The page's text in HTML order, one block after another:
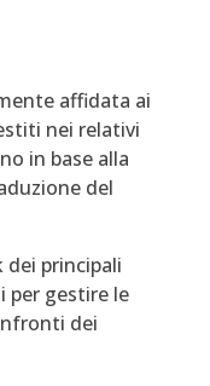
affidata ai
nei relativi
in base alla
del
principali
per gestire le
dei